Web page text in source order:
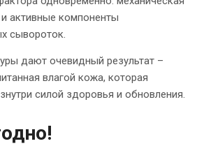
активные компоненты
сывороток.
дают очевидный результат –
влагой кожа, которая
силой здоровья и обновления.